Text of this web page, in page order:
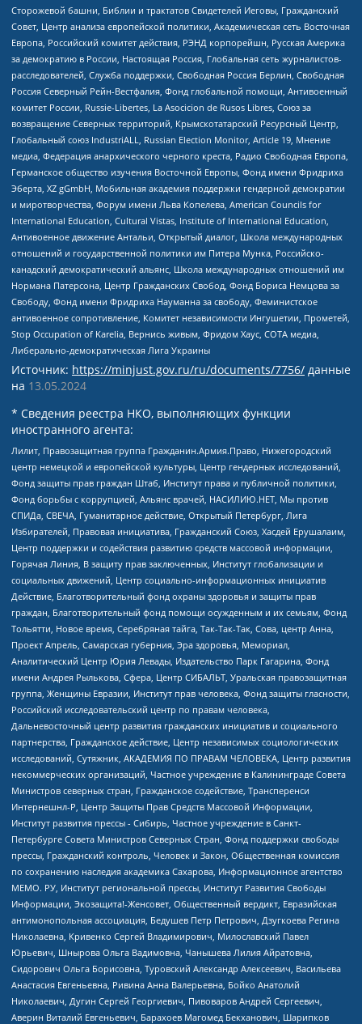
Сторожевой башни, Библии и трактатов Свидетелей Иеговы, Гражданский
Совет, Центр анализа европейской политики, Академическая сеть Восточная
Европа, Российский комитет действия, РЭНД корпорейшн, Русская Америка
за демократию в России, Настоящая Россия, Глобальная сеть журналистов-
расследователей, Служба поддержки, Свободная Россия Берлин, Свободная
Россия Северный Рейн-Вестфалия, Фонд глобальной помощи, Антивоенный
комитет России, Russie-Libertes, La Asocicion de Rusos Libres, Союз за
возвращение Северных территорий, Крымскотатарский Ресурсный Центр,
Глобальный союз IndustriALL, Russian Election Monitor, Article 19, Мнение
медиа, Федерация анархического черного креста, Радио Свободная Европа,
Германское общество изучения Восточной Европы, Фонд имени Фридриха
Эберта, XZ gGmbH, Мобильная академия поддержки гендерной демократии
и миротворчества, Форум имени Льва Копелева, American Councils for
International Education, Cultural Vistas, Institute of International Education,
Антивоенное движение Антальи, Открытый диалог, Школа международных
отношений и государственной политики им Питера Мунка, Российско-
канадский демократический альянс, Школа международных отношений им
Нормана Патерсона, Центр Гражданских Свобод, Фонд Бориса Немцова за
Свободу, Фонд имени Фридриха Науманна за свободу, Феминистское
антивоенное сопротивление, Комитет независимости Ингушетии, Прометей,
Stop Occupation of Karelia, Вернись живым, Фридом Хаус, СОТА медиа,
Либерально-демократическая Лига Украины
Источник: https://minjust.gov.ru/ru/documents/7756/ данные
на 13.05.2024
* Сведения реестра НКО, выполняющих функции
иностранного агента:
Лилит, Правозащитная группа Гражданин.Армия.Право, Нижегородский
центр немецкой и европейской культуры, Центр гендерных исследований,
Фонд защиты прав граждан Штаб, Институт права и публичной политики,
Фонд борьбы с коррупцией, Альянс врачей, НАСИЛИЮ.НЕТ, Мы против
СПИДа, СВЕЧА, Гуманитарное действие, Открытый Петербург, Лига
Избирателей, Правовая инициатива, Гражданский Союз, Хасдей Ерушалаим,
Центр поддержки и содействия развитию средств массовой информации,
Горячая Линия, В защиту прав заключенных, Институт глобализации и
социальных движений, Центр социально-информационных инициатив
Действие, Благотворительный фонд охраны здоровья и защиты прав
граждан, Благотворительный фонд помощи осужденным и их семьям, Фонд
Тольятти, Новое время, Серебряная тайга, Так-Так-Так, Сова, центр Анна,
Проект Апрель, Самарская губерния, Эра здоровья, Мемориал,
Аналитический Центр Юрия Левады, Издательство Парк Гагарина, Фонд
имени Андрея Рылькова, Сфера, Центр СИБАЛЬТ, Уральская правозащитная
группа, Женщины Евразии, Институт прав человека, Фонд защиты гласности,
Российский исследовательский центр по правам человека,
Дальневосточный центр развития гражданских инициатив и социального
партнерства, Гражданское действие, Центр независимых социологических
исследований, Сутяжник, АКАДЕМИЯ ПО ПРАВАМ ЧЕЛОВЕКА, Центр развития
некоммерческих организаций, Частное учреждение в Калининграде Совета
Министров северных стран, Гражданское содействие, Трансперенси
Интернешнл-Р, Центр Защиты Прав Средств Массовой Информации,
Институт развития прессы - Сибирь, Частное учреждение в Санкт-
Петербурге Совета Министров Северных Стран, Фонд поддержки свободы
прессы, Гражданский контроль, Человек и Закон, Общественная комиссия
по сохранению наследия академика Сахарова, Информационное агентство
МЕМО. РУ, Институт региональной прессы, Институт Развития Свободы
Информации, Экозащита!-Женсовет, Общественный вердикт, Евразийская
антимонопольная ассоциация, Бедушев Петр Петрович, Дзугкоева Регина
Николаевна, Кривенко Сергей Владимирович, Милославский Павел
Юрьевич, Шнырова Ольга Вадимовна, Чанышева Лилия Айратовна,
Сидорович Ольга Борисовна, Туровский Александр Алексеевич, Васильева
Анастасия Евгеньевна, Ривина Анна Валерьевна, Бойко Анатолий
Николаевич, Дугин Сергей Георгиевич, Пивоваров Андрей Сергеевич,
Аверин Виталий Евгеньевич, Барахоев Магомед Бекханович, Шарипков